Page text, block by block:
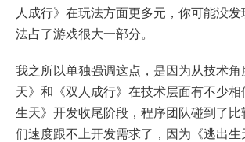
人成行》在玩法方面更多元，你可能没
法占了游戏很大一部分。
我之所以单独强调这点，是因为从技术
天》和《双人成行》在技术层面有不少相
生天》开发收尾阶段，程序团队碰到了
们速度跟不上开发需求了，因为《逃出